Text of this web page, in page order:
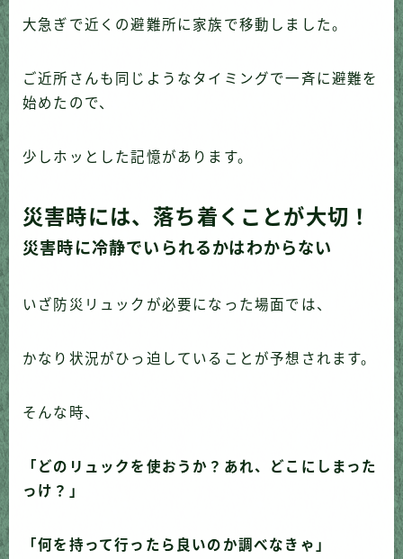
大急ぎで近くの避難所に家族で移動しました。
ご近所さんも同じようなタイミングで一斉に避難を
始めたので、
少しホッとした記憶があります。
災害時には、落ち着くことが大切！
災害時に冷静でいられるかはわからない
いざ防災リュックが必要になった場面では、
かなり状況がひっ迫していることが予想されます。
そんな時、
「どのリュックを使おうか？あれ、どこにしまった
っけ？」
「何を持って行ったら良いのか調べなきゃ」